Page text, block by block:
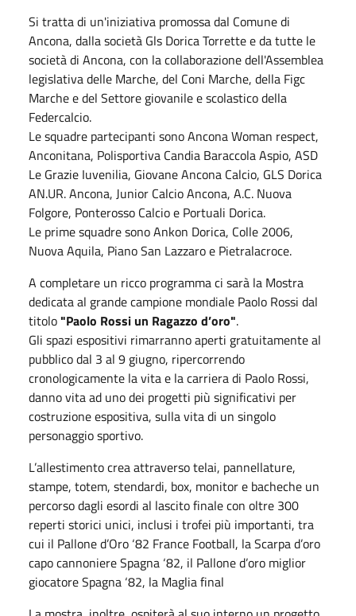
Si tratta di un'iniziativa promossa dal Comune di
Ancona, dalla società Gls Dorica Torrette e da tutte le
società di Ancona, con la collaborazione dell'Assemblea
legislativa delle Marche, del Coni Marche, della Figc
Marche e del Settore giovanile e scolastico della
Federcalcio.
Le squadre partecipanti sono Ancona Woman respect,
Anconitana, Polisportiva Candia Baraccola Aspio, ASD
Le Grazie Iuvenilia, Giovane Ancona Calcio, GLS Dorica
AN.UR. Ancona, Junior Calcio Ancona, A.C. Nuova
Folgore, Ponterosso Calcio e Portuali Dorica.
Le prime squadre sono Ankon Dorica, Colle 2006,
Nuova Aquila, Piano San Lazzaro e Pietralacroce.
A completare un ricco programma ci sarà la Mostra
dedicata al grande campione mondiale Paolo Rossi dal
titolo"Paolo Rossi un Ragazzo d’oro".
Gli spazi espositivi rimarranno aperti gratuitamente al
pubblico dal 3 al 9 giugno, ripercorrendo
cronologicamente la vita e la carriera di Paolo Rossi,
danno vita ad uno dei progetti più significativi per
costruzione espositiva, sulla vita di un singolo
personaggio sportivo.
L’allestimento crea attraverso telai, pannellature,
stampe, totem, stendardi, box, monitor e bacheche un
percorso dagli esordi al lascito finale con oltre 300
reperti storici unici, inclusi i trofei più importanti, tra
cui il Pallone d’Oro ‘82 France Football, la Scarpa d’oro
capo cannoniere Spagna ‘82, il Pallone d’oro miglior
giocatore Spagna ‘82, la Maglia final